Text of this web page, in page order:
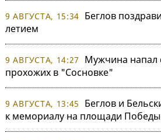
9 АВГУСТА, 15:34 Беглов
летием
9 АВГУСТА, 14:27
Мужчина напал
прохожих в "Сосновке"
9 АВГУСТА, 13:45
Беглов и
к мемориалу на площади Победы